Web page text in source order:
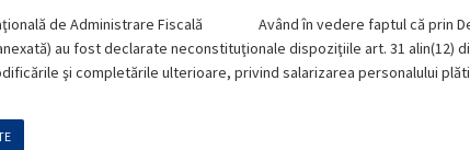
de Administrare Fiscală Având în vedere faptul că prin
au fost declarate neconstituţionale dispoziţiile art. 31 alin(12)
şi completările ulterioare, privind salarizarea personalului